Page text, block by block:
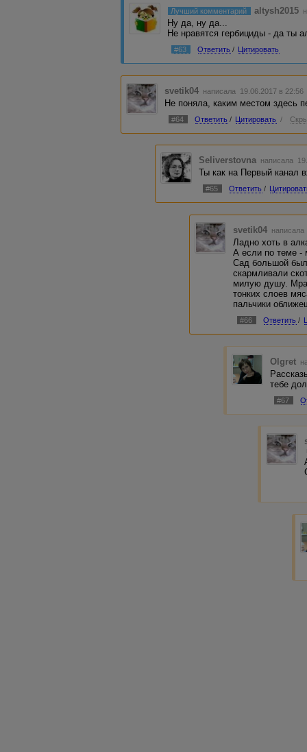
Лучший комментарий altysh2015
Ну да, ну да...
Не нравятся гербициды - да ты
#63 Ответить / Цитировать
svetik04 написала 19.06.2017 в
Не поняла, каким местом здесь
#64 Ответить / Цитировать /
Seliverstovna написала
Ты как на Первый канал
#65 Ответить /
svetik04
Ладно хоть в
А если по теме -
Сад большой
скармливали
милую душу.
тонких слоев
пальчики
#66 Ответить /
Olgret
тебе
#67